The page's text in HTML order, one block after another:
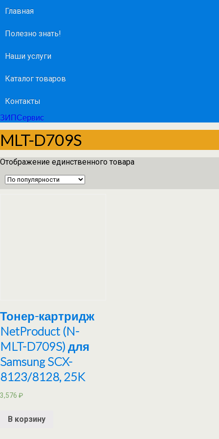
Главная
Полезно знать!
Наши услуги
Каталог товаров
Контакты
ЗИПСервис
MLT-D709S
Отображение единственного товара
Тонер-картридж
NetProduct (N-
MLT-D709S) для
Samsung SCX-
8123/8128, 25K
3,576 ₽
В корзину